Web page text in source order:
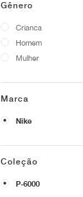
Gênero
Crianca
Homem
Mulher
Marca
Nike
Coleção
P-6000